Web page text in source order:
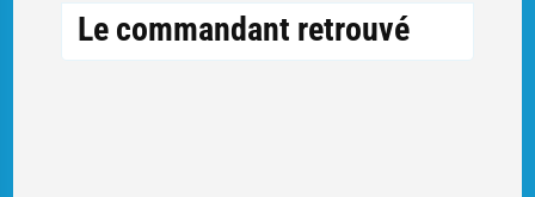
Le commandant retrouvé